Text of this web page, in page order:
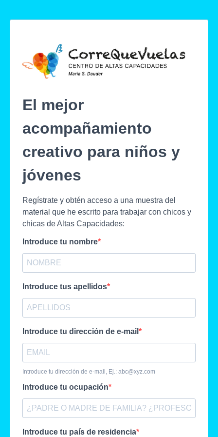
El mejor
acompañamiento
creativo para niños y
jóvenes
Regístrate y obtén acceso a una muestra del
material que he escrito para trabajar con chicos y
chicas de Altas Capacidades:
Introduce tu nombre
Introduce tus apellidos
Introduce tu dirección de e-mail
Introduce tu dirección de e-mail, Ej.: abc@xyz.com
Introduce tu ocupación
Introduce tu país de residencia